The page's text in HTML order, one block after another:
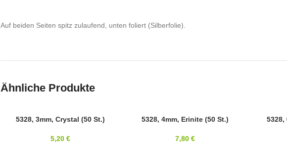
Auf beiden Seiten spitz zulaufend, unten foliert (Silberfolie).
Ähnliche Produkte
SWAROVSKI
5328, 3mm, Crystal (50 St.)
5,20 €
SWAROVSKI
5328, 4mm, Erinite (50 St.)
7,80€
5328,